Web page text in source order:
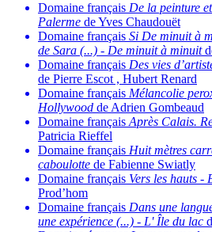
Domaine français De la peinture
Palerme de Yves Chaudouët
Domaine français Si De minuit à
de Sara (...) - De minuit à minuit
Domaine français Des vies
de Pierre Escot , Hubert Renard
Domaine français Mélancolie
Hollywood de Adrien Gombeaud
Domaine françaisAprès Calais.
Patricia Rieffel
Domaine français Huit mètres
caboulotte de Fabienne Swiatly
Domaine français Vers les hauts -
Prod’hom
Domaine français Dans une
une expérience (...) - L' Île du lac